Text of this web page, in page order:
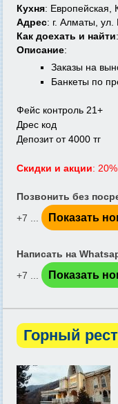
Кухня: Европейская,
Адрес: г. Алматы,
Как доехать и найти
Описание:
Заказы на
Банкеты по
Фейс контроль 21+
Дрес код
Депозит от 4000 тг
Скидки и акции:
Позвонить без
+7 ...
Показать
Написать на
+7 ...
Показать
Горный